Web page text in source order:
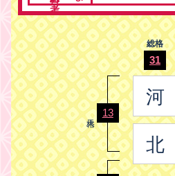
総格
31
河
北
13